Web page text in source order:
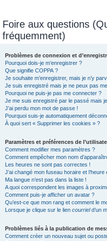
Foire aux questions
fréquemment)
Problèmes de connexion et
Pourquoi dois-je m’enregistrer ?
Que signifie COPPA ?
Je souhaite m’enregistrer, mais je n’y
Je suis enregistré mais je ne peux pas
Pourquoi ne puis-je pas me connecter ?
Je me suis enregistré par le passé mais
J’ai perdu mon mot de passe !
Pourquoi suis-je automatiquement
À quoi sert « Supprimer les cookies » ?
Paramètres et préférences de
Comment modifier mes paramètres ?
Comment empêcher mon nom
Les heures ne sont pas correctes !
J’ai changé mon fuseau horaire et
Ma langue n’est pas dans la liste !
A quoi correspondent les images à
Comment puis-je afficher un avatar ?
Qu’est-ce que mon rang et comment le
Lorsque je clique sur le lien courrield’un
Problèmes liés à la publication de
Comment créer un nouveau sujet ou